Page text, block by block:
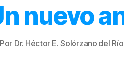
nuevo
Por Dr. Héctor E. Solórzano del Río